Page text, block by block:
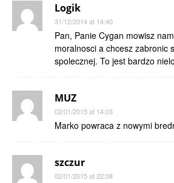
Logik
31/12/2014 at 14:40
Pan, Panie Cygan mowisz
moralnosci a chcesz zabronic
spolecznej. To jest bardzo
MUZ
02/01/2015 at 14:03
Marko powraca z nowymi
szczur
02/01/2015 at 22:08